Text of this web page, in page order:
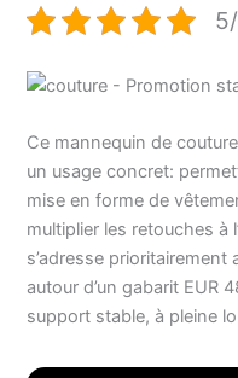
Ce mannequin de
un usage concret:
mise en forme de
multiplier les retouches à
s’adresse
autour d’un gabarit EUR
support stable, à pleine